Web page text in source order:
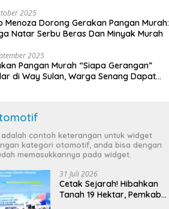
2025
Menoza Dorong Gerakan Pangan Murah:
Natar Serbu Beras Dan Minyak Murah
2025
Pangan Murah “Siapa Gerangan”
di Way Sulan, Warga Senang Dapat
adalah contoh keterangan untuk widget
kategori otomotif, anda bisa dengan
memasukkannya pada widget.
31 Juli 2026
Cetak Sejarah! Hibahkan
Tanah 19 Hektar, Pemkab